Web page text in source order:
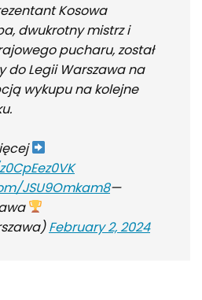
Kosowa
dwukrotny mistrz i
pucharu, został
do Legii Warszawa na
wykupu na kolejne
JSU9Omkam8—
February 2, 2024